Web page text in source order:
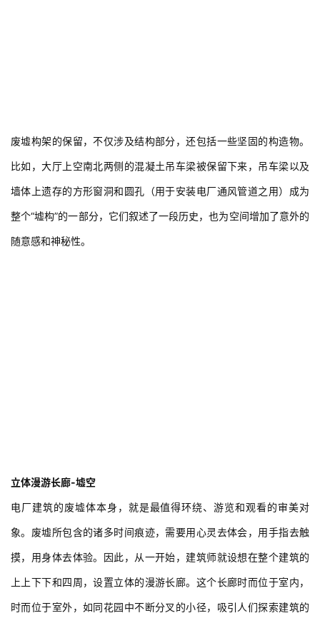
废墟构架的保留，不仅涉及结构部分，还包括一些坚固的构造物。
比如，大厅上空南北两侧的混凝土吊车梁被保留下来，吊车梁以及
墙体上遗存的方形窗洞和圆孔（用于安装电厂通风管道之用）成为
整个“墟构”的一部分，它们叙述了一段历史，也为空间增加了意外的
随意感和神秘性。
立体漫游长廊-墟空
电厂建筑的废墟体本身，就是最值得环绕、游览和观看的审美对
象。废墟所包含的诸多时间痕迹，需要用心灵去体会，用手指去触
摸，用身体去体验。因此，从一开始，建筑师就设想在整个建筑的
上上下下和四周，设置立体的漫游长廊。这个长廊时而位于室内，
时而位于室外，如同花园中不断分叉的小径，吸引人们探索建筑的